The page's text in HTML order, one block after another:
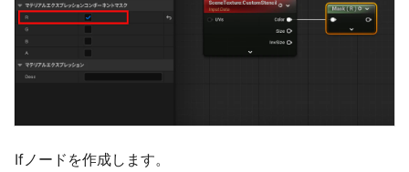
Ifノードを作成します。